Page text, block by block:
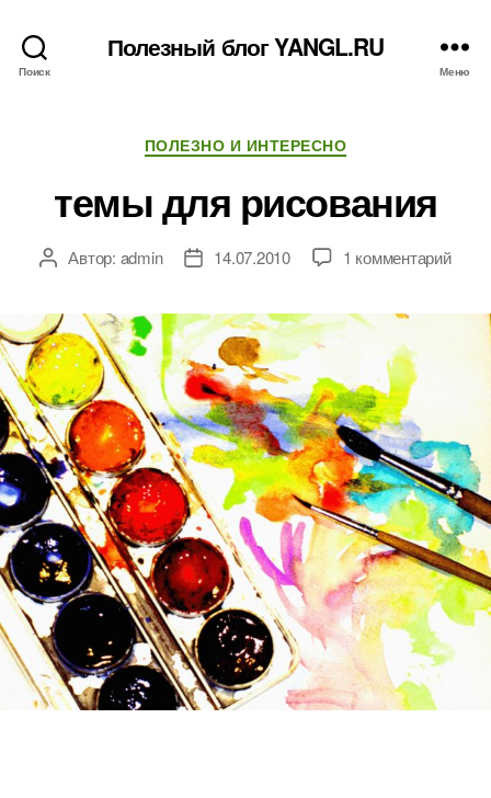
Поиск
Полезный блог YANGL.RU
Меню
Рубрики
ПОЛЕЗНО И ИНТЕРЕСНО
темы для рисования
АвторАвтор: admin
Дата14.07.2010 1 комментарийк